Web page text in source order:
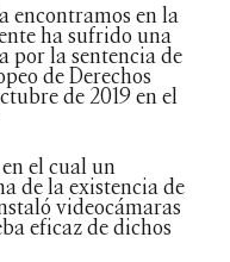
encontramos en la
ha sufrido una
por la sentencia de
de Derechos
de 2019 en el
el cual un
de la existencia de
videocámaras
eficaz de dichos